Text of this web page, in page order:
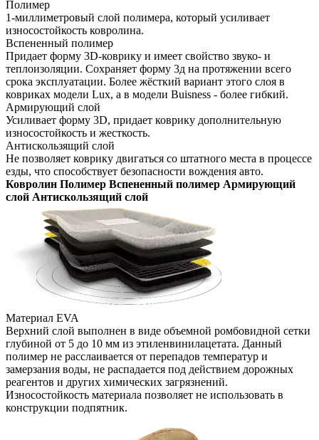
Полимер
1-миллиметровый слой полимера, который усиливает
износостойкость ковролина.
Вспененный полимер
Придает форму 3D-коврику и имеет свойство звуко- и
теплоизоляции. Сохраняет форму 3д на протяжении всего
срока эксплуатации. Более жёсткий вариант этого слоя в
ковриках модели Lux, а в модели Buisness - более гибкий.
Армирующий слой
Усиливает форму 3D, придает коврику дополнительную
износостойкость и жесткость.
Антискользящий слой
Не позволяет коврику двигаться со штатного места в процессе
езды, что способствует безопасности вождения авто.
Ковролин Полимер Вспененный полимер Армирующий
слой Антискользящий слой
Материал EVA
Верхний слой выполнен в виде объемной ромбовидной сетки
глубиной от 5 до 10 мм из этиленвинилацетата. Данный
полимер не расслаивается от перепадов температур и
замерзания воды, не распадается под действием дорожных
реагентов и других химических загрязнений.
Износостойкость материала позволяет не использовать в
конструкции подпятник.